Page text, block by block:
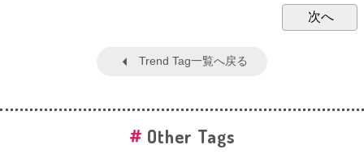
Trend Tag一覧へ戻る
Other Tags